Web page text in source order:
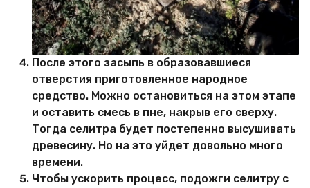
После этого засыпь в образовавшиеся
отверстия приготовленное народное
средство. Можно остановиться на этом этапе
и оставить смесь в пне, накрыв его сверху.
Тогда селитра будет постепенно высушивать
древесину. Но на это уйдет довольно много
времени.
Чтобы ускорить процесс, подожги селитру с